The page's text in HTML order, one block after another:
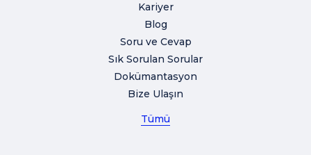
Kariyer
Blog
Soru ve Cevap
Sık Sorulan Sorular
Dokümantasyon
Bize Ulaşın
Tümü